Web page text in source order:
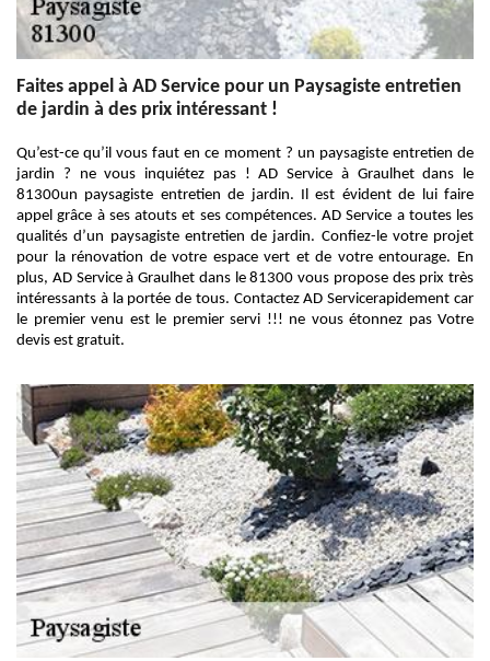
Faites appel à AD Service pour un Paysagiste entretien
de jardin à des prix intéressant !
Qu’est-ce qu’il vous faut en ce moment ? un paysagiste entretien de
jardin ? ne vous inquiétez pas ! AD Service à Graulhet dans le
81300un paysagiste entretien de jardin. Il est évident de lui faire
appel grâce à ses atouts et ses compétences. AD Service a toutes les
qualités d’un paysagiste entretien de jardin. Confiez-le votre projet
pour la rénovation de votre espace vert et de votre entourage. En
plus, AD Service à Graulhet dans le 81300 vous propose des prix très
intéressants à la portée de tous. Contactez AD Servicerapidement car
le premier venu est le premier servi !!! ne vous étonnez pas Votre
devis est gratuit.